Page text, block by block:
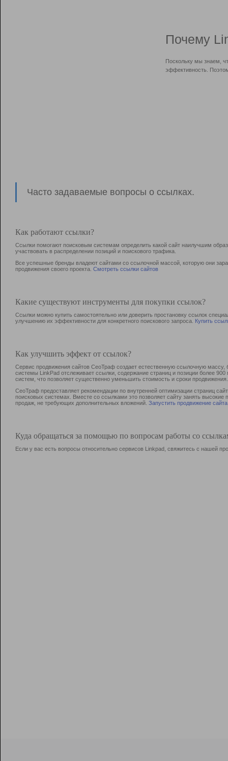
Почему
Поскольку мы знаем,
эффективность.
Часто задаваемые вопросы о ссылках.
Как работают ссылки?
Ссылки помогают поисковым системам определить какой сайт наилучшим
участвовать в раcпределении позиций и поискового трафика.
Все успешные бренды владеют сайтами со ссылочной массой, которую они
продвижения своего проекта. Смотреть ссылки сайтов
Какие существуют инструменты для покупки ссылок?
Ссылки можно купить самостоятельно или доверить простановку ссылок
улучшению их эффективности для конкретного поискового запроса. Купить
Как улучшить эффект от ссылок?
Сервис продвижения сайтов СеоТраф создает естественную ссылочную
системы LinkPad отслеживает ссылки, содержание страниц и позиции более
систем, что позволяет существенно уменьшить стоимость и сроки продвижения.
СеоТраф предоставляет рекомендации по внутренней оптимизации страниц
поисковых системах. Вместе со ссылками это позволяет сайту занять
продаж, не требующих дополнительных вложений. Запустить продвижение сайта
Куда обращаться за помощью по вопросам работы со
Если у вас есть вопросы относительно сервисов Linkpad, свяжитесь с нашей